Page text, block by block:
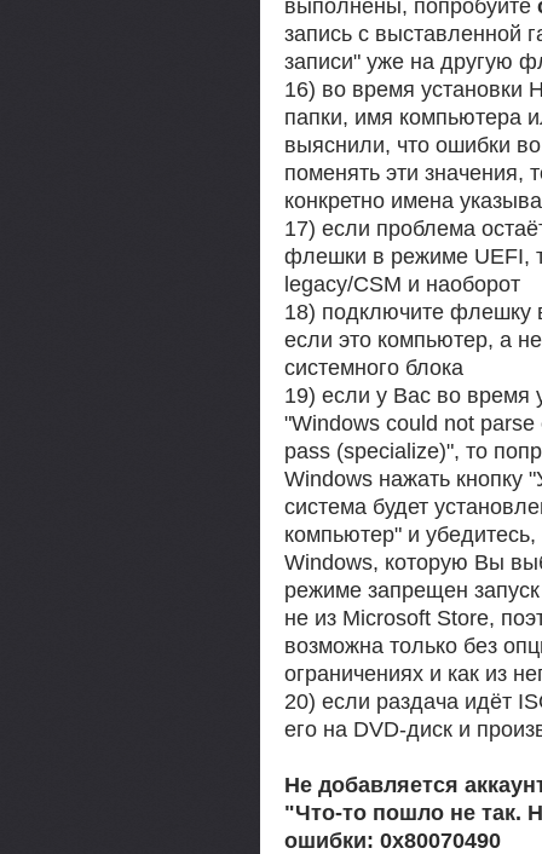
выполнены, попробуйте
запись с выставленной
записи" уже на другую
16) во время установки
папки, имя компьютера
выяснили, что ошибки
поменять эти значения,
конкретно имена
17) если проблема
флешки в режиме UEFI,
legacy/CSM и наоборот
18) подключите флешку
если это компьютер, а
системного блока
19) если у Вас во время
"Windows could not
pass (specialize)", то
Windows нажать кнопку
система будет
компьютер" и
Windows, которую Вы
режиме запрещен
не из Microsоft Store,
возможна только без
ограничениях и как из
20) если раздача идёт
его на DVD-диск и
Не добавляется
"Что-то пошло не так.
ошибки: 0х80070490